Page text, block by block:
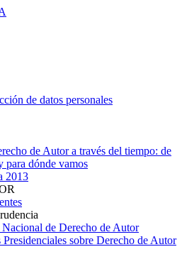
de datos personales
de Autor a través del tiempo: de
para dónde vamos
2013
de Derecho de Autor
sobre Derecho de Autor